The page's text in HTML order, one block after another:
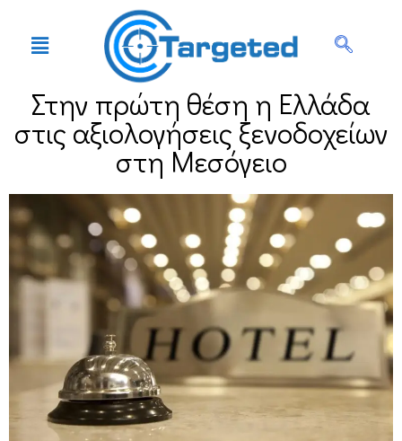
Στην πρώτη θέση η Ελλάδα
στις αξιολογήσεις ξενοδοχείων
στη Μεσόγειο